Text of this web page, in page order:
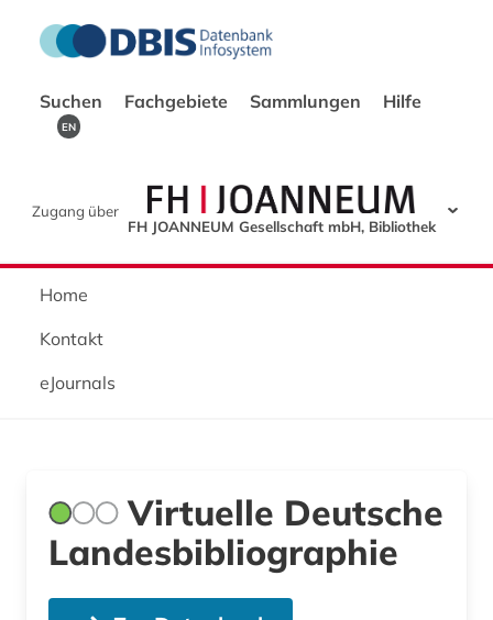
Suchen Fachgebiete Sammlungen Hilfe
EN
Zugang über
FH JOANNEUM Gesellschaft mbH, Bibliothek
Home
Kontakt
eJournals
Virtuelle Deutsche
Landesbibliographie